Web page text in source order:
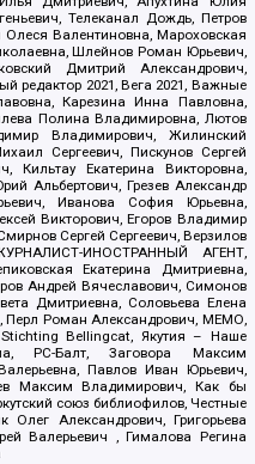
Телеканал Дождь, Петров
Валентиновна, Мароховская
Шлейнов Роман Юрьевич,
Дмитрий Александрович,
редактор 2021, Вега 2021, Важные
Карезина Инна Павловна,
Полина Владимировна, Лютов
Владимирович, Жилинский
Сергеевич, Пискунов Сергей
Кильтау Екатерина Викторовна,
Альбертович, Грезев Александр
Иванова София Юрьевна,
Викторович, Егоров Владимир
Сергей Сергеевич, Верзилов
ИНОСТРАННЫЙ АГЕНТ,
Екатерина Дмитриевна,
Андрей Вячеславович, Симонов
Дмитриевна, Соловьева Елена
Перл Роман Александрович, МЕМО,
Bellingcat, Якутия – Наше
РС-Балт, Заговора Максим
Павлов Иван Юрьевич,
Максим Владимирович, Как бы
союз библиофилов, Честные
Олег Александрович, Григорьева
Валерьевич , Гималова Регина